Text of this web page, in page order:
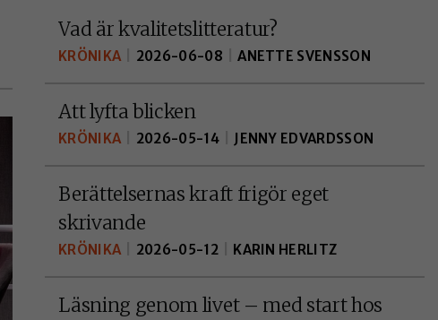
Vad är kvalitetslitteratur?
ANETTE SVENSSON
2026-06-08
KRÖNIKA
Att lyfta blicken
JENNY EDVARDSSON
2026-05-14
KRÖNIKA
Berättelsernas kraft frigör eget
skrivande
KARIN HERLITZ
2026-05-12
KRÖNIKA
Läsning genom livet – med start hos